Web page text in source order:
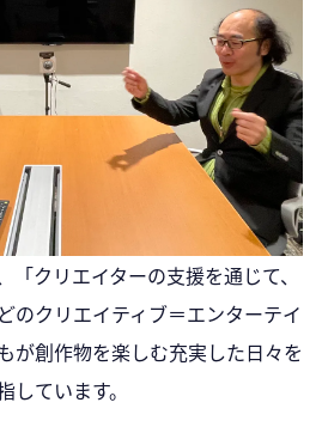
クリエイターの支援を通じて、
のクリエイティブ＝エンターテイ
が創作物を楽しむ充実した日々を
ています。